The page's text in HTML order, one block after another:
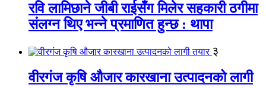
रवि लामिछाने जीबी राईसँग मिलेर सहकारी ठगीमा
संलग्न थिए भन्ने प्रमाणित हुन्छ : थापा
३
वीरगंज कृषि औजार कारखाना उत्पादनको लागी